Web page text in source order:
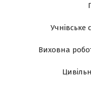
Учнівське
Виховна